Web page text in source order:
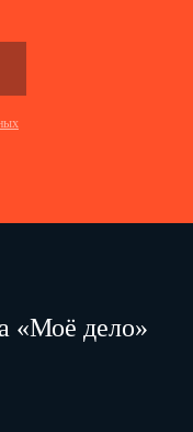
«Моё дело»